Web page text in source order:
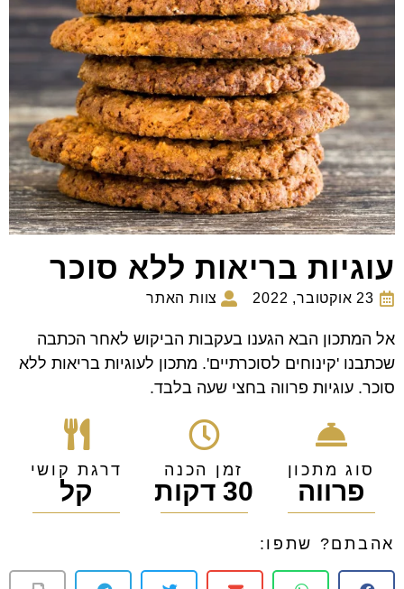
עוגיות בריאות ללא סוכר
23 אוקטובר, 2022 צוות האתר
אל המתכון הבא הגענו בעקבות הביקוש לאחר הכתבה
שכתבנו 'קינוחים לסוכרתיים'. מתכון לעוגיות בריאות ללא
סוכר. עוגיות פרווה בחצי שעה בלבד.
סוג מתכון
פרווה
זמן הכנה
30 דקות
דרגת קושי
קל
אהבתם? שתפו: